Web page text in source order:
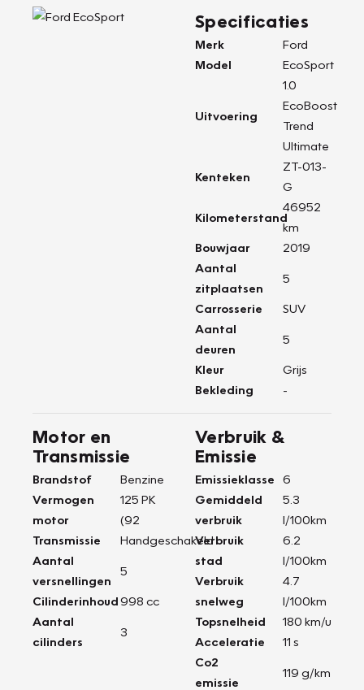
Specificaties
Merk
Ford
Model
EcoSport
Uitvoering
1.0
EcoBoost
Trend
Ultimate
Kenteken
ZT-013-
G
Kilometerstand
46952
km
Bouwjaar
2019
Aantal
zitplaatsen
5
Carrosserie
SUV
Aantal
deuren
5
Kleur
Grijs
Bekleding
-
Motor en
Transmissie
Brandstof
Benzine
Vermogen
motor
125 PK
(92
Transmissie
Handgeschakeld
Aantal
versnellingen
5
Cilinderinhoud998 cc
Aantal
cilinders
3
Verbruik &
Emissie
Emissieklasse
6
Gemiddeld
verbruik
5.3
l/100km
Verbruik
stad
6.2
l/100km
Verbruik
snelweg
4.7
l/100km
Topsnelheid
180 km/u
Acceleratie
11 s
Co2
emissie
119 g/km